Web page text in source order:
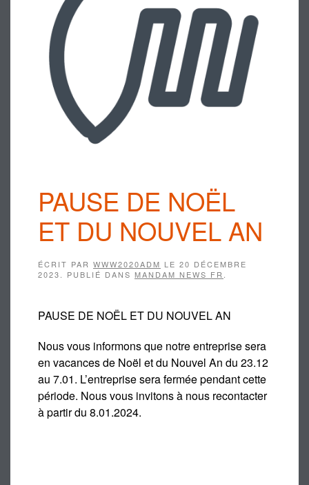
PAUSE DE NOËL
ET DU NOUVEL AN
ÉCRIT PAR WWW2020ADM LE 20 DÉCEMBRE
2023
. PUBLIÉ DANS MANDAM NEWS FR
PAUSE DE NOËL ET DU NOUVEL AN
Nous vous informons que notre entreprise sera
en vacances de Noël et du Nouvel An du 23.12
au 7.01. L’entreprise sera fermée pendant cette
période. Nous vous invitons à nous recontacter
à partir du 8.01.2024.